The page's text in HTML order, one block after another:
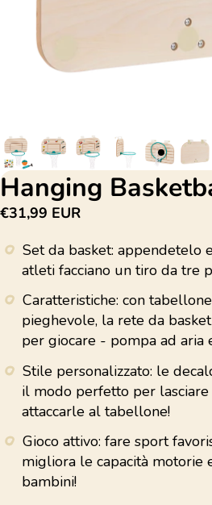
Hanging
€31,99 EUR
Set da basket: appendetelo
atleti facciano un tiro da tre
Caratteristiche: con
pieghevole, la rete da
per giocare - pompa ad aria
Stile personalizzato: le
il modo perfetto per lasciare
attaccarle al tabellone!
Gioco attivo: fare sport
migliora le capacità motorie
bambini!